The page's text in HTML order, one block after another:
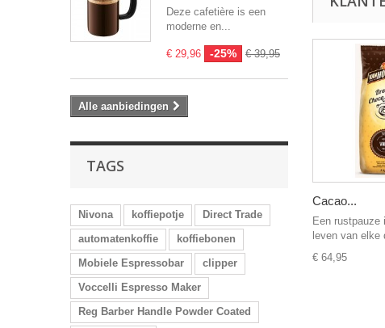
Deze cafetière is een
moderne en...
€ 29,96 -25% € 39,95
Alle aanbiedingen
TAGS
Nivona koffiepotje
Direct Trade
automatenkoffie
koffiebonen
Mobiele Espressobar
clipper
Voccelli Espresso Maker
Reg Barber Handle Powder Coated
Cacao...
Een rustpauze
leven van elke
€ 64,95